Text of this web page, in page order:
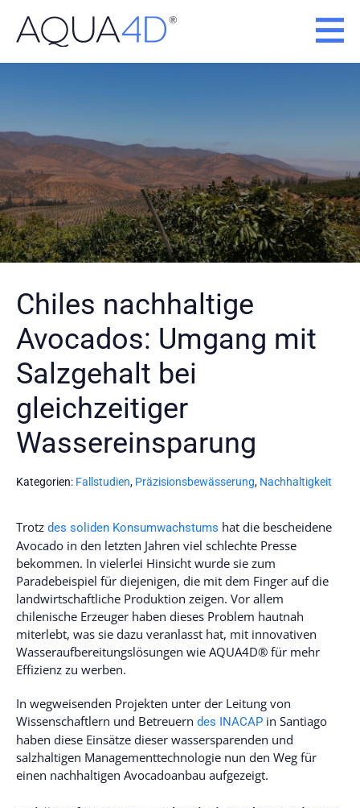
Inhalt
springen
Chiles nachhaltige
Avocados: Umgang mit
Salzgehalt bei
gleichzeitiger
Wassereinsparung
Kategorien: Fallstudien, Präzisionsbewässerung, Nachhaltigkeit
Trotz des soliden Konsumwachstums hat die bescheidene
Avocado in den letzten Jahren viel schlechte Presse
bekommen. In vielerlei Hinsicht wurde sie zum
Paradebeispiel für diejenigen, die mit dem Finger auf die
landwirtschaftliche Produktion zeigen. Vor allem
chilenische Erzeuger haben dieses Problem hautnah
miterlebt, was sie dazu veranlasst hat, mit innovativen
Wasseraufbereitungslösungen wie AQUA4D® für mehr
Effizienz zu werben.
In wegweisenden Projekten unter der Leitung von
Wissenschaftlern und Betreuern des INACAP in Santiago
haben diese Einsätze dieser wassersparenden und
salzhaltigen Managementtechnologie nun den Weg für
einen nachhaltigen Avocadoanbau aufgezeigt.